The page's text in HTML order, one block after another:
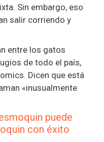
Sin embargo, eso
salir corriendo y
entre los gatos
de todo el país,
Dicen que está
«inusualmente
puede
con éxito